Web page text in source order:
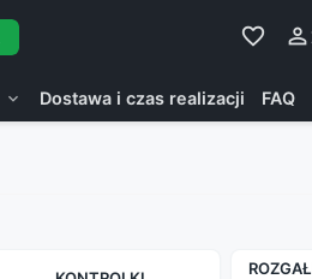
favorite_border 
expand_more Dostawa i czas realizacji FAQ